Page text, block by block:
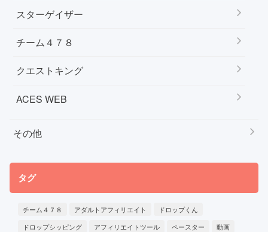
スターゲイザー
チーム４７８
クエストキング
ACES WEB
その他
タグ
チーム４７８ アダルトアフィリエイト
ドロップくん
ドロップシッピング
アフィリエイトツール ペースター
動画